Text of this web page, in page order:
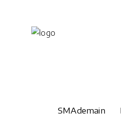
SMAdemain